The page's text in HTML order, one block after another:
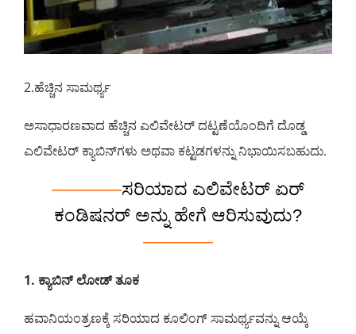
2.ಹೆಚ್ಚಿನ ಸಾಮರ್ಥ್ಯ
ಅಸಾಧಾರಣವಾದ ಹೆಚ್ಚಿನ ಎಲಿವೇಟರ್ ದಟ್ಟಣೆಯೊಂದಿಗೆ ದೊಡ್ಡ
ಎಲಿವೇಟರ್ ಕ್ಯಾಬಿನ್‌ಗಳು ಅಥವಾ ಕಟ್ಟಡಗಳನ್ನು ನಿಭಾಯಿಸಬಹುದು.
————ಸರಿಯಾದ ಎಲಿವೇಟರ್ ಏರ್
ಕಂಡಿಷನರ್ ಅನ್ನು ಹೇಗೆ ಆರಿಸುವುದು?
————
1. ಕ್ಯಾಬಿನ್ ಲೋಡ್ ತೂಕ
ಹವಾನಿಯಂತ್ರಣಕ್ಕೆ ಸರಿಯಾದ ಕೂಲಿಂಗ್ ಸಾಮರ್ಥ್ಯವನ್ನು ಆಯ್ಕೆ